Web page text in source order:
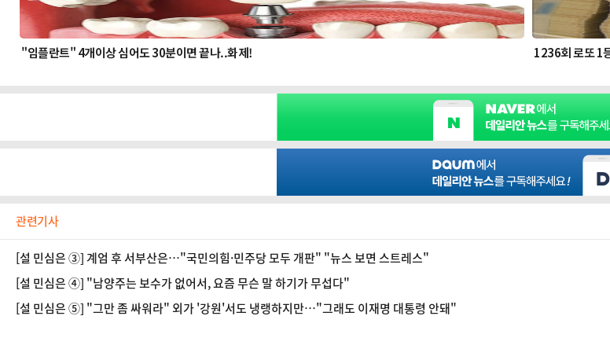
관련기사
[설 민심은 ③] 계엄 후 서부산은…"국민의힘·민주당 모두 개판" "뉴스 보면 스트레스"
[설 민심은 ④] "남양주는 보수가 없어서, 요즘 무슨 말 하기가 무섭다"
[설 민심은 ⑤] "그만 좀 싸워라" 외가 '강원'서도 냉랭하지만…"그래도 이재명 대통령 안돼"